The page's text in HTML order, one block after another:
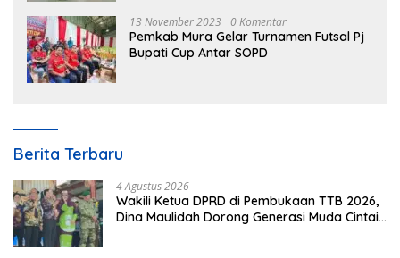
13 November 2023 0 Komentar
Pemkab Mura Gelar Turnamen Futsal Pj
Bupati Cup Antar SOPD
Berita Terbaru
4 Agustus 2026
Wakili Ketua DPRD di Pembukaan TTB 2026,
Dina Maulidah Dorong Generasi Muda Cintai